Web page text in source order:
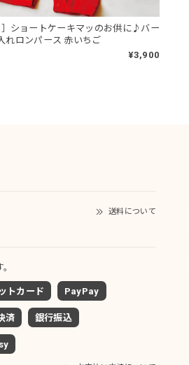
］ショートケーキマッのお供に♪バー
れロンパース 赤いちご
¥3,900
送料について
トカード PayPay
済 銀行振込